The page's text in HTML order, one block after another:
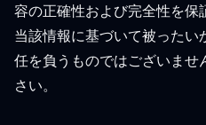
容の正確性および完全性を保
当該情報に基づいて被った
任を負うものではございま
さい。